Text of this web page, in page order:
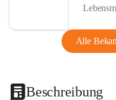
Alle
Beschreibung